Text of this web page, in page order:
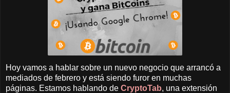
Hoy vamos a hablar sobre un nuevo negocio que arrancó a
mediados de febrero y está siendo furor en muchas
páginas. Estamos hablando de CryptoTab, una extensión